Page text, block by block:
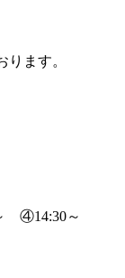
ます。
④14:30～